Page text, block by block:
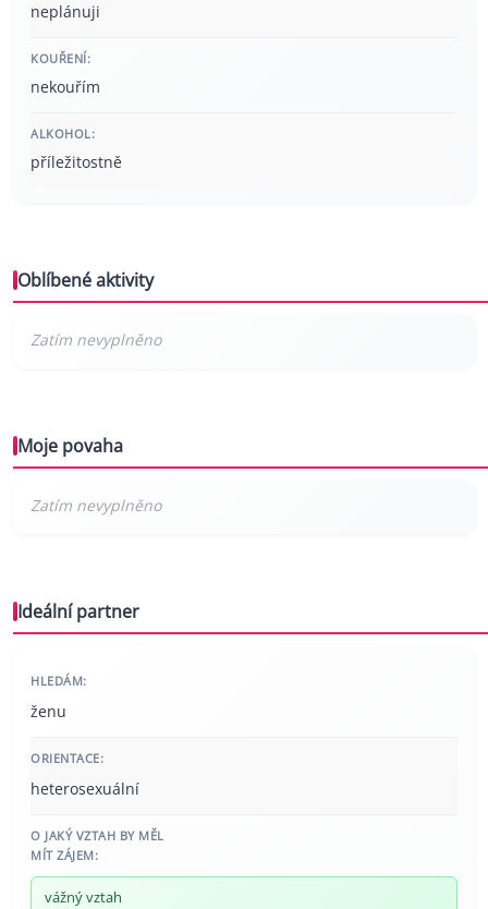
neplánuji
KOUŘENÍ:
nekouřím
ALKOHOL:
příležitostně
Oblíbené aktivity
Moje povaha
Ideální partner
HLEDÁM:
ženu
ORIENTACE:
heterosexuální
O JAKÝ VZTAH BY MĚL
MÍT ZÁJEM:
vážný vztah